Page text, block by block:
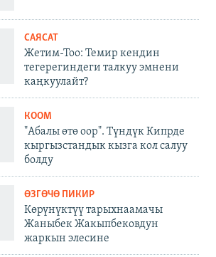
САЯСАТ
Жетим-Тоо: Темир кендин
тегерегиндеги талкуу эмнени
каңкуулайт?
КООМ
"Абалы өтө оор". Түндүк Кипрде
кыргызстандык кызга кол салуу
болду
ӨЗГӨЧӨ ПИКИР
Көрүнүктүү тарыхнаамачы
Жаныбек Жакыпбековдун
жаркын элесине